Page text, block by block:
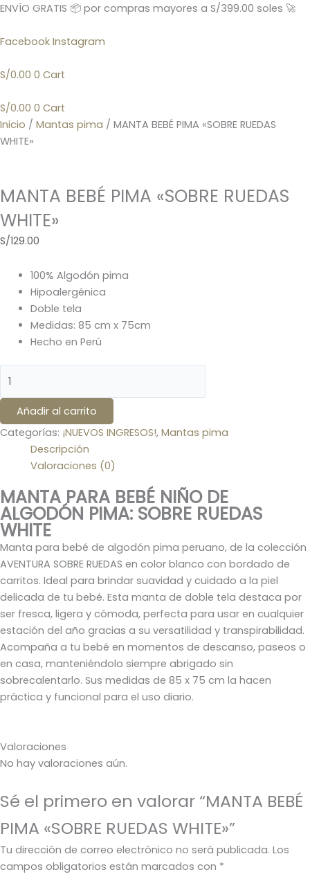
Ir
contenido
ENVÍO GRATIS 📦 por compras mayores a S/399.00 soles 🚀
Facebook Instagram
S/0.00 0 Cart
S/0.00 0 Cart
Inicio / Mantas pima / MANTA BEBÉ PIMA «SOBRE RUEDAS
WHITE»
MANTA BEBÉ PIMA «SOBRE RUEDAS
WHITE»
S/129.00
100% Algodón pima
Hipoalergénica
Doble tela
Medidas: 85 cm x 75cm
Hecho en Perú
MANTA
PIMA
RUEDAS
cantidad
Añadir al carrito
Categorías: ¡NUEVOS INGRESOS!, Mantas pima
Descripción
Valoraciones (0)
MANTA PARA BEBÉ NIÑO DE
ALGODÓN PIMA: SOBRE RUEDAS
WHITE
Manta para bebé de algodón pima peruano, de la colección
AVENTURA SOBRE RUEDAS en color blanco con bordado de
carritos. Ideal para brindar suavidad y cuidado a la piel
delicada de tu bebé. Esta manta de doble tela destaca por
ser fresca, ligera y cómoda, perfecta para usar en cualquier
estación del año gracias a su versatilidad y transpirabilidad.
Acompaña a tu bebé en momentos de descanso, paseos o
en casa, manteniéndolo siempre abrigado sin
sobrecalentarlo. Sus medidas de 85 x 75 cm la hacen
práctica y funcional para el uso diario.
Valoraciones
No hay valoraciones aún.
Sé el primero en valorar “MANTA BEBÉ
PIMA «SOBRE RUEDAS WHITE»”
Tu dirección de correo electrónico no será publicada. Los
campos obligatorios están marcados con *
El
original
S/286.00.
El
actual
El
original
S/437.00.
El
actual
Search